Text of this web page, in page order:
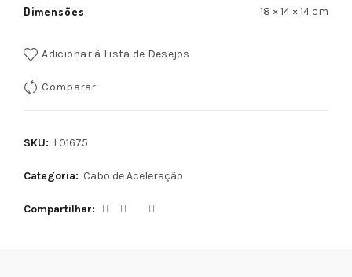
Dimensões 18 × 14 × 14 cm
Adicionar à Lista de Desejos
Comparar
SKU: L01675
Categoria: Cabo de Aceleração
Compartilhar